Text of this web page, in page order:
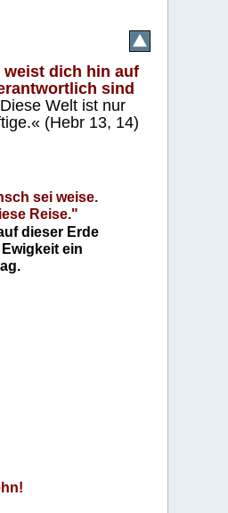
weist dich hin auf
sind
Diese Welt ist nur
(Hebr 13, 14)
sei weise.
Reise."
dieser Erde
ein